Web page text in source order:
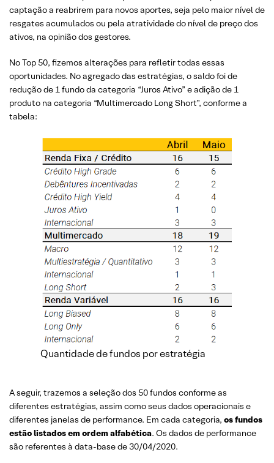
captação a reabrirem para novos aportes, seja pelo maior nível de
resgates acumulados ou pela atratividade do nível de preço dos
ativos, na opinião dos gestores.
No Top 50, fizemos alterações para refletir todas essas
oportunidades. No agregado das estratégias, o saldo foi de
redução de 1 fundo da categoria “Juros Ativo” e adição de 1
produto na categoria “Multimercado Long Short”, conforme a
tabela:
Quantidade de fundos por estratégia
A seguir, trazemos a seleção dos 50 fundos conforme as
diferentes estratégias, assim como seus dados operacionais e
diferentes janelas de performance. Em cada categoria, os fundos
estão listados em ordem alfabética. Os dados de performance
são referentes à data-base de 30/04/2020.